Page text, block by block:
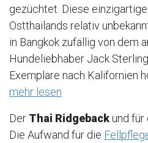
gezüchtet. Diese
Ostthailands relativ
in Bangkok zufällig von dem
Hundeliebhaber Jack
Exemplare nach Kalifornien
mehr lesen
Der Thai Ridgebackund für
Die Aufwand für die